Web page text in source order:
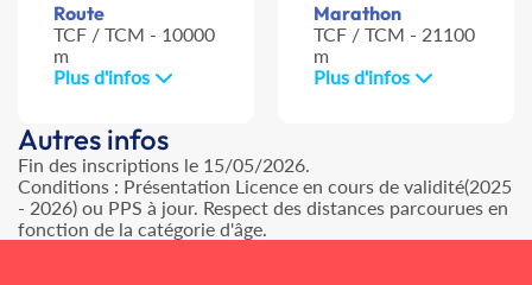
Route
TCF / TCM - 10000
m
Plus d'infos
Marathon
TCF / TCM - 21100
m
Plus d'infos
Autres infos
Fin des inscriptions le 15/05/2026.
Conditions : Présentation Licence en cours de validité(2025
- 2026) ou PPS à jour. Respect des distances parcourues en
fonction de la catégorie d'âge.